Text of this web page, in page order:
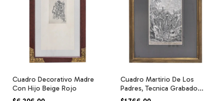
Cuadro Decorativo Madre
Con Hijo Beige Rojo
Cuadro Martirio De Los
Padres, Tecnica Grabado
Sobre Papel